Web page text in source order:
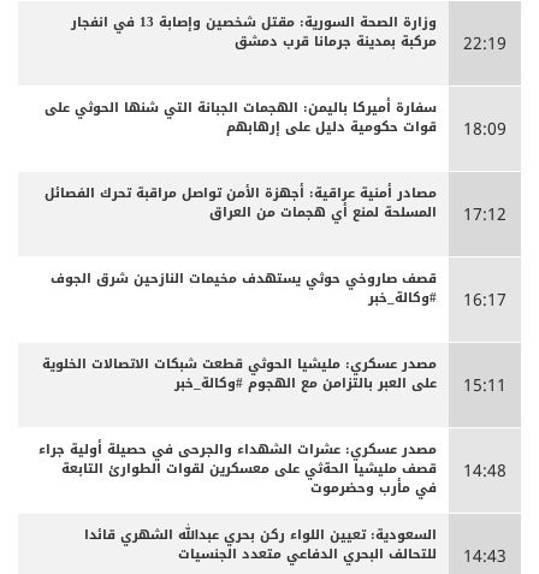
22:19
وزارة الصحة السورية: مقتل شخصين وإصابة 13 في انفجار
مركبة بمدينة جرمانا قرب دمشق
18:09
سفارة أميركا باليمن: الهجمات الجبانة التي شنها الحوثي على
قوات حكومية دليل على إرهابهم
17:12
مصادر أمنية عراقية: أجهزة الأمن تواصل مراقبة تحرك الفصائل
المسلحة لمنع أي هجمات من العراق
16:17
قصف صاروخي حوثي يستهدف مخيمات النازحين شرق الجوف
#وكالة_خبر
15:11
مصدر عسكري: مليشيا الحوثي قطعت شبكات الاتصالات الخلوية
على العبر بالتزامن مع الهجوم #وكالة_خبر
14:48
مصدر عسكري: عشرات الشهداء والجرحى ‏في حصيلة أولية جراء
قصف مليشيا الحةثي على معسكرين لقوات الطوارئ التابعة
في مأرب وحضرموت
14:43
السعودية: تعيين اللواء ركن بحري عبدالله الشهري قائدا
للتحالف البحري الدفاعي متعدد الجنسيات